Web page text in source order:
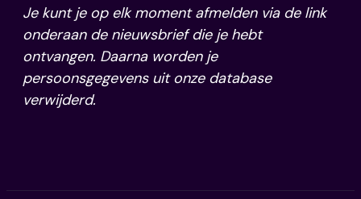
Je kunt je op elk moment afmelden via de link
onderaan de nieuwsbrief die je hebt
ontvangen. Daarna worden je
persoonsgegevens uit onze database
verwijderd.